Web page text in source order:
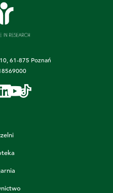
61-875 Poznań